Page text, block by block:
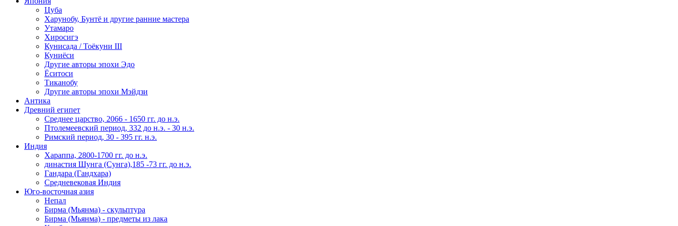
Цуба
Харунобу, Бунтё и другие ранние мастера
Утамаро
Хиросигэ
Кунисада / Тоёкуни III
Куниёси
Другие авторы эпохи Эдо
Ёситоси
Тиканобу
Другие авторы эпохи Мэйдзи
Антика
Древний египет
Среднее царство, 2066 - 1650 гг. до н.э.
Птолемеевский период, 332 до н.э. - 30 н.э.
Римский период, 30 - 395 гг. н.э.
Индия
Хараппа, 2800-1700 гг. до н.э.
династия Шунга (Сунга),185 -73 гг. до н.э.
Гандара (Гандхара)
Средневековая Индия
Юго-восточная азия
Непал
Бирма (Мьянма) - скульптура
Бирма (Мьянма) - предметы из лака